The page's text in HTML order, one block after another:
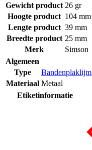
Gewicht product 26 gr
Hoogte product 104 mm
Lengte product 39 mm
Breedte product 25 mm
Merk
Simson
Algemeen
Type
Bandenplaklijm
Materiaal Metaal
Etiketinformatie